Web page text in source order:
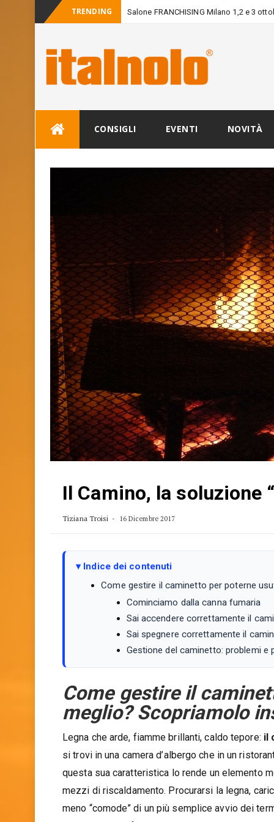
TRENDING Salone FRANCHISING Milano 1,2 e 3
CONSIGLI EVENTI NOVITÀ
Il Camino, la soluzione
Tiziana Troisi 16 Dicembre 2017
Indice dei contenuti
Come gestire il caminetto per poterne
Cominciamo dalla canna fumaria
Sai accendere correttamente il
Sai spegnere correttamente il
Gestione del caminetto: problemi e
Come gestire il
meglio? Scopriamolo
Legna che arde, fiamme brillanti, caldo tepore: il
si trovi in una camera d’albergo che in un
questa sua caratteristica lo rende un elemento
mezzi di riscaldamento. Procurarsi la legna,
meno “comode” di un più semplice avvio dei